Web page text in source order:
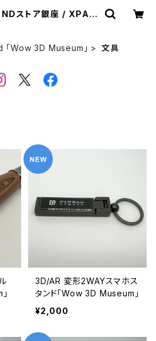
ストア銀座 / XPAN
Wow 3D Museum」 文具
3D/AR 変形2WAYスマホス
タンド「Wow 3D Museum」
¥2,000